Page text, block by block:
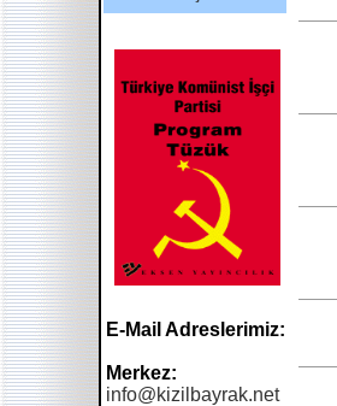
E-Mail Adreslerimiz:
Merkez:
info@kizilbayrak.net